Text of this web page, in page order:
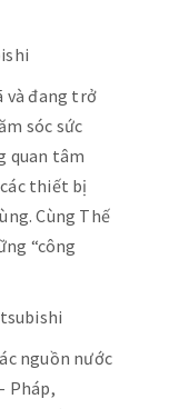
và đang trở
sóc sức
quan tâm
thiết bị
Cùng Thế
“công
nguồn nước
Pháp,